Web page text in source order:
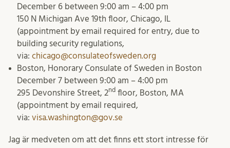
December 6 between 9:00 am – 4:00 pm
150 N Michigan Ave 19th floor, Chicago, IL
(appointment by email required for entry, due to
building security regulations,
via: chicago@consulateofsweden.org
Boston, Honorary Consulate of Sweden in Boston
December 7 between 9:00 am – 4:00 pm
295 Devonshire Street, 2nd floor, Boston, MA
(appointment by email required,
via: visa.washington@gov.se
Jag är medveten om att det finns ett stort intresse för